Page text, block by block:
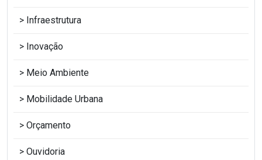
Infraestrutura
Inovação
Meio Ambiente
Mobilidade Urbana
Orçamento
Ouvidoria